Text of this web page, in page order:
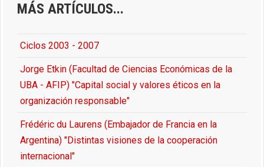
MÁS ARTÍCULOS...
Ciclos 2003 - 2007
Jorge Etkin (Facultad de Ciencias Económicas de la
UBA - AFIP) "Capital social y valores éticos en la
organización responsable"
Frédéric du Laurens (Embajador de Francia en la
Argentina) "Distintas visiones de la cooperación
internacional"